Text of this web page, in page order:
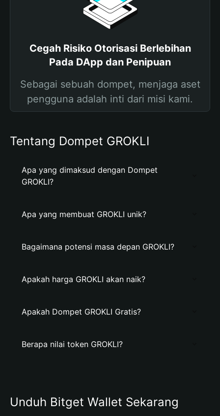
Cegah Risiko Otorisasi Berlebihan
Pada DApp dan Penipuan
Sebagai sebuah dompet, menjaga aset
pengguna adalah inti dari misi kami.
Tentang Dompet GROKLI
Apa yang dimaksud dengan Dompet
GROKLI?
Apa yang membuat GROKLI unik?
Bagaimana potensi masa depan GROKLI?
Apakah harga GROKLI akan naik?
Apakah Dompet GROKLI Gratis?
Berapa nilai token GROKLI?
Unduh Bitget Wallet Sekarang